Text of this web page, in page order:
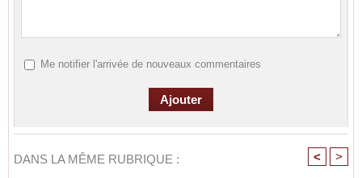
Me notifier l'arrivée de nouveaux commentaires
DANS LA MÊME RUBRIQUE : < >